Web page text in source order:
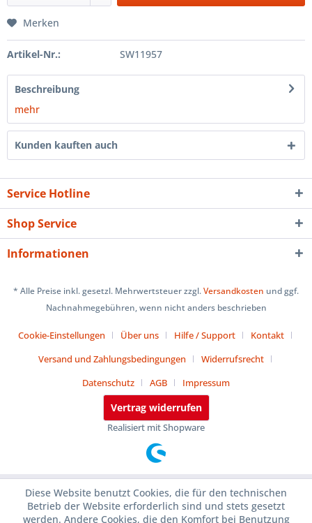
Merken
Artikel-Nr.: SW11957
Beschreibung
mehr
Kunden kauften auch
Service Hotline
Shop Service
Informationen
* Alle Preise inkl. gesetzl. Mehrwertsteuer zzgl.Versandkosten und ggf.
Nachnahmegebühren, wenn nicht anders beschrieben
Cookie-Einstellungen Über uns Hilfe / Support
Kontakt
Versand und Zahlungsbedingungen
Widerrufsrecht
Datenschutz
AGB Impressum
Vertrag widerrufen
Realisiert mit Shopware
Diese Website benutzt Cookies, die für den technischen
Betrieb der Website erforderlich sind und stets gesetzt
werden. Andere Cookies, die den Komfort bei Benutzung